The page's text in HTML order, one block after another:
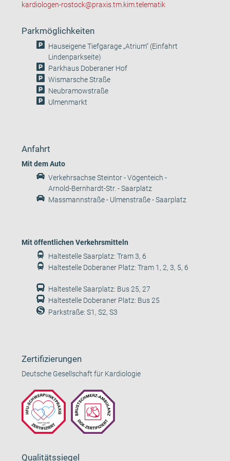
kardiologen-rostock@praxis.tm.kim.telematik
Parkmöglichkeiten
Hauseigene Tiefgarage „Atrium“ (Einfahrt
Lindenparkseite)
Parkhaus Doberaner Hof
Wismarsche Straße
Neubramowstraße
Ulmenmarkt
Anfahrt
Mit dem Auto
Verkehrsachse Steintor - Vögenteich -
Arnold-Bernhardt-Str. - Saarplatz
Massmannstraße - Ulmenstraße - Saarplatz
Mit öffentlichen Verkehrsmitteln
Haltestelle Saarplatz: Tram 3, 6
Haltestelle Doberaner Platz: Tram 1, 2, 3, 5, 6
Haltestelle Saarplatz: Bus 25, 27
Haltestelle Doberaner Platz: Bus 25
Parkstraße: S1, S2, S3
Zertifizierungen
Deutsche Gesellschaft für Kardiologie
Qualitätssiegel